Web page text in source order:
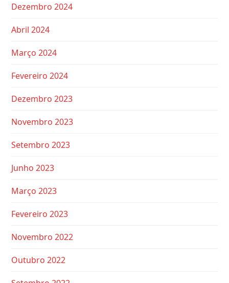
Dezembro 2024
Abril 2024
Março 2024
Fevereiro 2024
Dezembro 2023
Novembro 2023
Setembro 2023
Junho 2023
Março 2023
Fevereiro 2023
Novembro 2022
Outubro 2022